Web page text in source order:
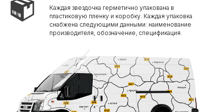
Каждая звездочка герметично упакована в
пластиковую пленку и коробку. Каждая упаковка
снабжена следующими данными: наименование
производителя, обозначение, спецификация.